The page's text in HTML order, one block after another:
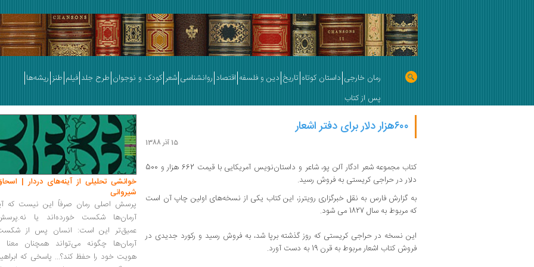
رمان خارجی داستان کوتاه تاریخ دین و فلسفه اقتصاد روانشناسی شعر کودک و نوجوان طرح جلد فیلم طنز ریشه‌ها
پس از کتاب
۶۰۰هزار دلار برای دفتر اشعار
15 آذر 1388
کتاب مجموعه شعر ادگار آلن پو، شاعر و داستان‌نویس آمریکایی با قیمت 662 هزار و 500
دلار در حراجی کریستی به فروش رسید.
به گزارش فارس به نقل خبرگزاری رویترز، این کتاب یکی از نسخه‌های اولین چاپ آن است
که مربوط به سال 1827 می شود.
این نسخه در حراجی کریستی که روز گذشته برپا شد، به فروش رسید و رکورد جدیدی در
فروش کتاب اشعار مربوط به قرن 19 به دست آورد.
خوانشی تحلیلی از آینه‌های دردار |
شیروانی
پرسش اصلی رمان صرفاً این نیست که
آرمان‌ها شکست خورده‌اند یا
عمیق‌تر این است: انسان پس از
آرمان‌ها چگونه می‌تواند همچنان معنا
هویت خود را حفظ کند؟... پاسخی که